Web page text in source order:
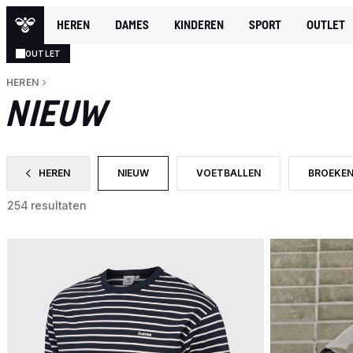
HEREN DAMES KINDEREN SPORT OUTLET
OUTLET
HEREN
NIEUW
HEREN
FILTER OP CATEGORY: HEREN
NIEUW GESELECTEERD MOMENTEEL GEFILTERD
VOETBALLEN
FILTER OP PRODUCTTYPE:BROEKEN
FILTER
254 resultaten